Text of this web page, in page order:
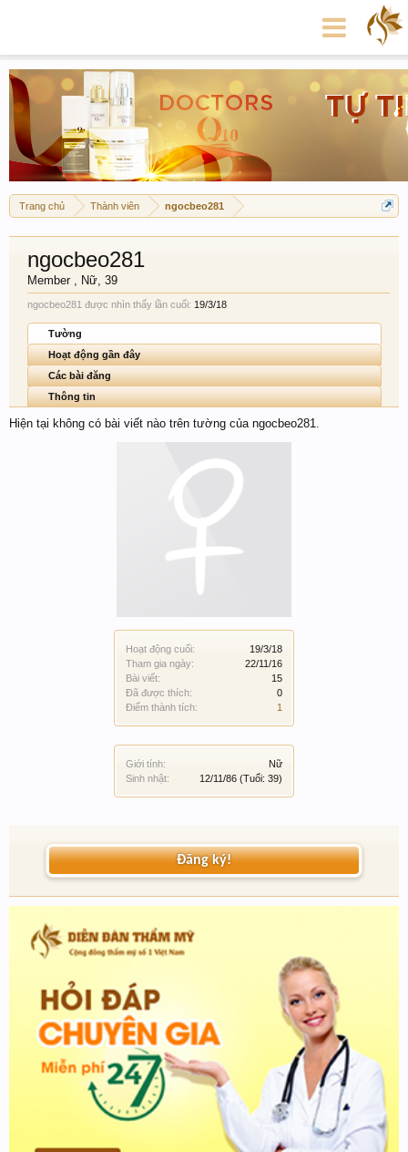
Trang chủ Thành viên ngocbeo281
Hoạt động cuối:
19/3/18
Tham gia ngày:
22/11/16
Bài viết:
15
Đã được thích:
0
Điểm thành tích:
1
Giới tính:
Nữ
Sinh nhật:
12/11/86 (Tuổi: 39)
ngocbeo281
Member , Nữ, 39
ngocbeo281 được nhìn thấy lần cuối: 19/3/18
Tường
Hoạt động gần đây
Các bài đăng
Thông tin
Hiện tại không có bài viết nào trên tường của ngocbeo281.
Đăng ký!